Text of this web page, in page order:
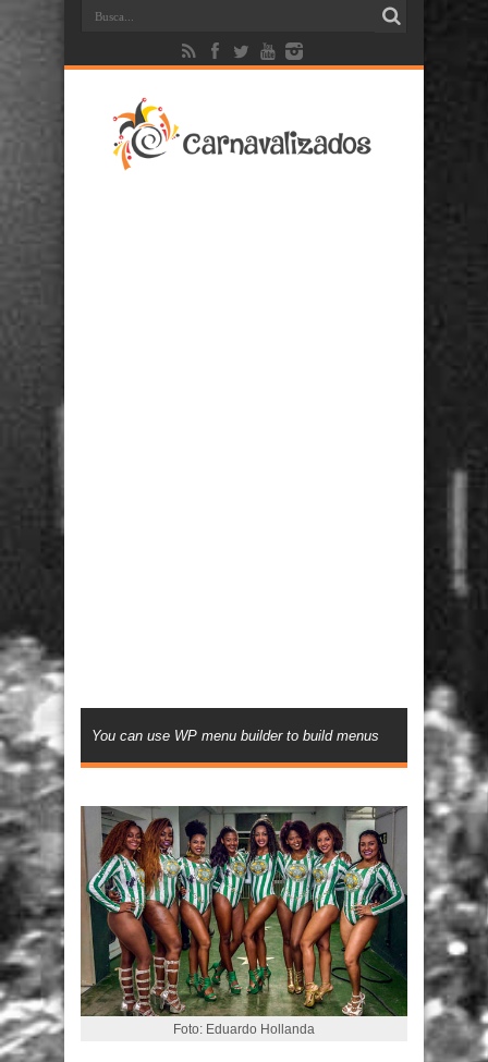
You can use WP menu builder to build menus
Foto: Eduardo Hollanda